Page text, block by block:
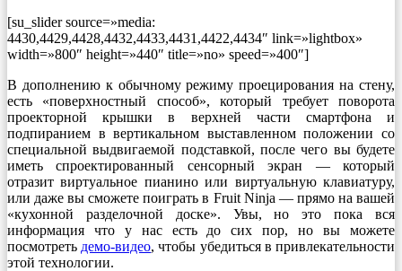
[su_slider source=»media:
4430,4429,4428,4432,4433,4431,4422,4434″ link=»lightbox»
width=»800″ height=»440″ title=»no» speed=»400″]
В дополнению к обычному режиму проецирования на стену,
есть «поверхностный способ», который требует поворота
проекторной крышки в верхней части смартфона и
подпиранием в вертикальном выставленном положении со
специальной выдвигаемой подставкой, после чего вы будете
иметь спроектированный сенсорный экран — который
отразит виртуальное пианино или виртуальную клавиатуру,
или даже вы сможете поиграть в Fruit Ninja — прямо на вашей
«кухонной разделочной доске». Увы, но это пока вся
информация что у нас есть до сих пор, но вы можете
посмотреть демо-видео, чтобы убедиться в привлекательности
этой технологии.